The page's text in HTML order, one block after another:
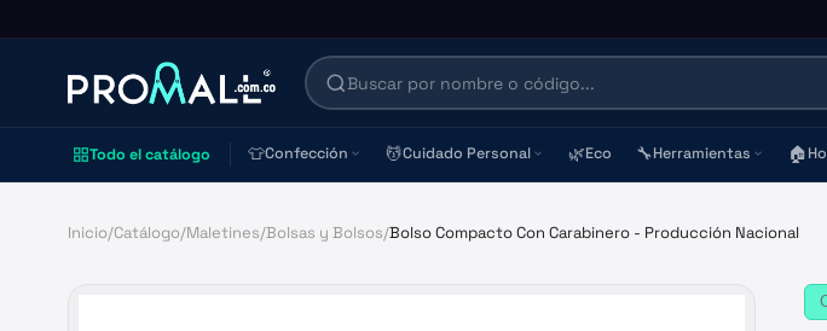
Todo el catálogo 👕Confección 💆Cuidado Personal 🌿Eco 🔧Herramientas 🏠
Inicio/Catálogo/Maletines/Bolsas y Bolsos/Bolso Compacto Con Carabinero - Producción Nacional